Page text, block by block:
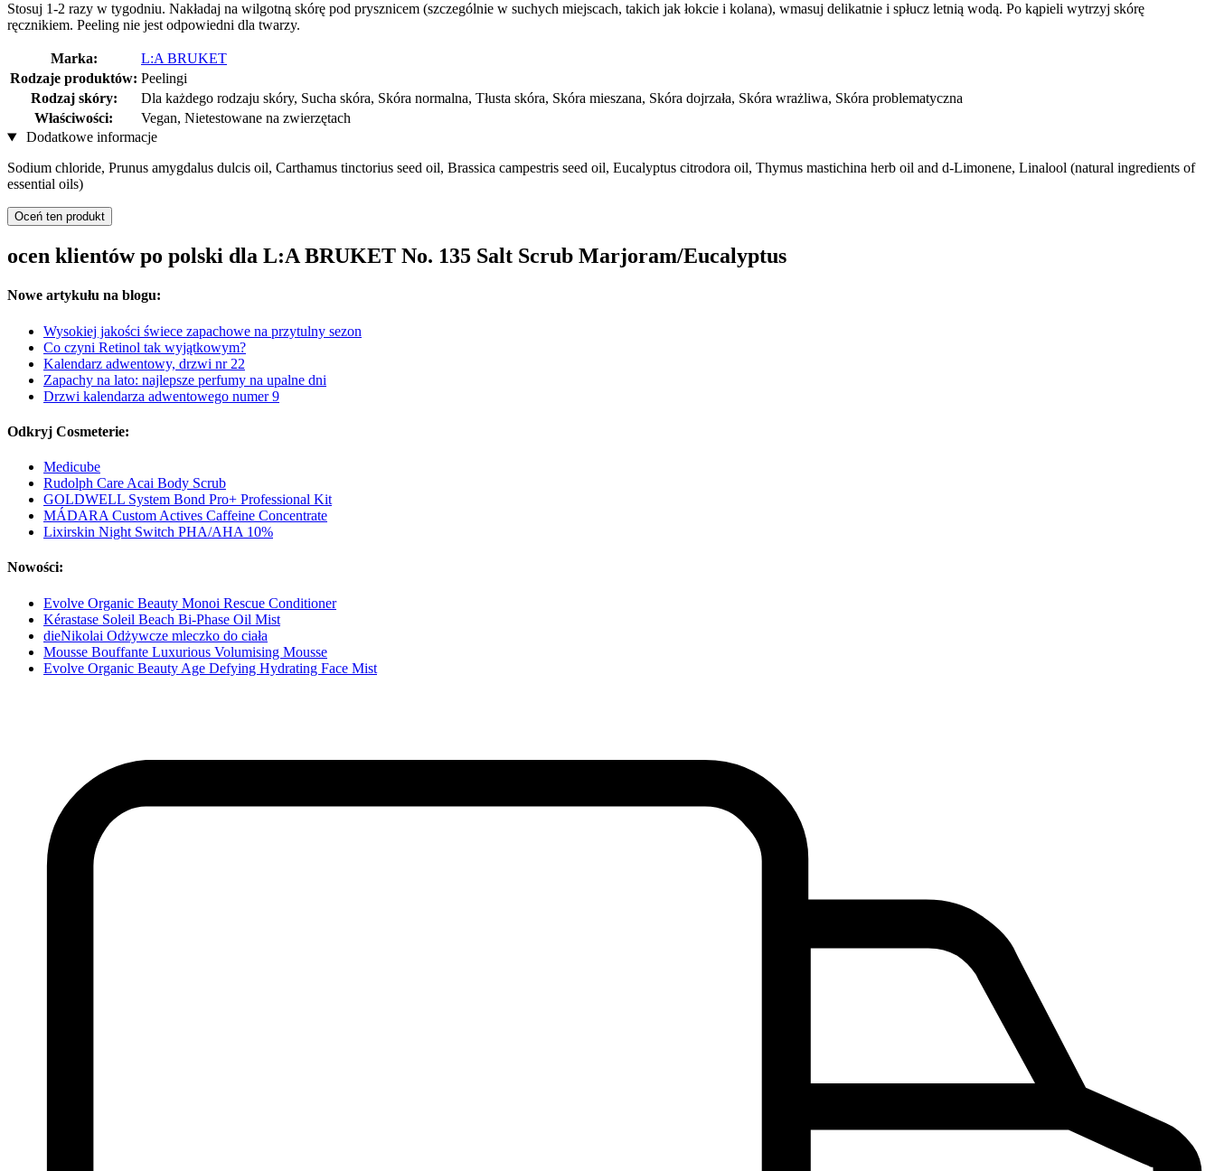
Stosuj 1-2 razy w tygodniu. Nakładaj na wilgotną skórę pod prysznicem (szczególnie w suchych miejscach, takich jak łokcie i kolana), wmasuj delikatnie i spłucz letnią wodą. Po kąpieli wytrzyj skórę
ręcznikiem. Peeling nie jest odpowiedni dla twarzy.
Marka:
L:A BRUKET
Rodzaje produktów: Peelingi
Rodzaj skóry:
Dla każdego rodzaju skóry, Sucha skóra, Skóra normalna, Tłusta skóra, Skóra mieszana, Skóra dojrzała, Skóra wrażliwa, Skóra problematyczna
Właściwości:
Vegan, Nietestowane na zwierzętach
Dodatkowe informacje
Sodium chloride, Prunus amygdalus dulcis oil, Carthamus tinctorius seed oil, Brassica campestris seed oil, Eucalyptus citrodora oil, Thymus mastichina herb oil and d-Limonene, Linalool (natural ingredients of
essential oils)
Oceń ten produkt
ocen klientów po polski dla L:A BRUKET No. 135 Salt Scrub Marjoram/Eucalyptus
Nowe artykułu na blogu:
Wysokiej jakości świece zapachowe na przytulny sezon
Co czyni Retinol tak wyjątkowym?
Kalendarz adwentowy, drzwi nr 22
Zapachy na lato: najlepsze perfumy na upalne dni
Drzwi kalendarza adwentowego numer 9
Odkryj Cosmeterie:
Medicube
Rudolph Care Acai Body Scrub
GOLDWELL System Bond Pro+ Professional Kit
MÁDARA Custom Actives Caffeine Concentrate
Lixirskin Night Switch PHA/AHA 10%
Nowości:
Evolve Organic Beauty Monoi Rescue Conditioner
Kérastase Soleil Beach Bi-Phase Oil Mist
dieNikolai Odżywcze mleczko do ciała
Mousse Bouffante Luxurious Volumising Mousse
Evolve Organic Beauty Age Defying Hydrating Face Mist